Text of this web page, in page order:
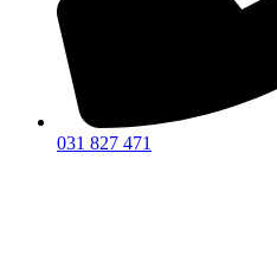
031 827 471